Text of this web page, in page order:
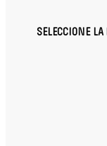
SELECCIONE LA